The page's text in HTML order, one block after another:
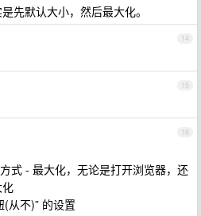
先默认大小，然后最大化。
14
15
16
式 - 最大化，无论是打开浏览器，还
从不)” 的设置